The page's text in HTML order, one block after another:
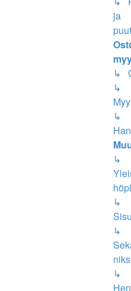
ja
↳
↳
↳
↳
↳
↳
↳